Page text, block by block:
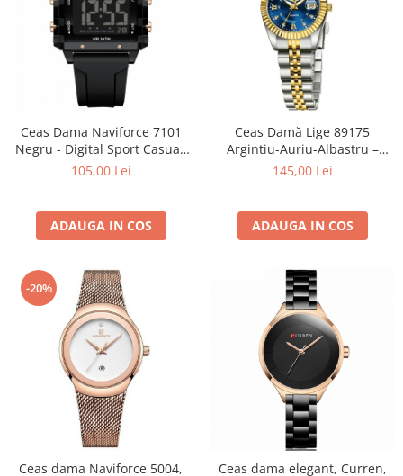
Ceas Dama Naviforce 7101
Negru - Digital Sport Casual,
Afișaj LED, Rezistent la Apă
105,00 Lei
ADAUGA IN COS
Ceas Damă Lige 89175
Argintiu-Auriu-Albastru –
Design Fashion, Funcții
145,00 Lei
ADAUGA IN COS
-20%
Ceas dama Naviforce 5004, Ceas dama elegant, Curren,